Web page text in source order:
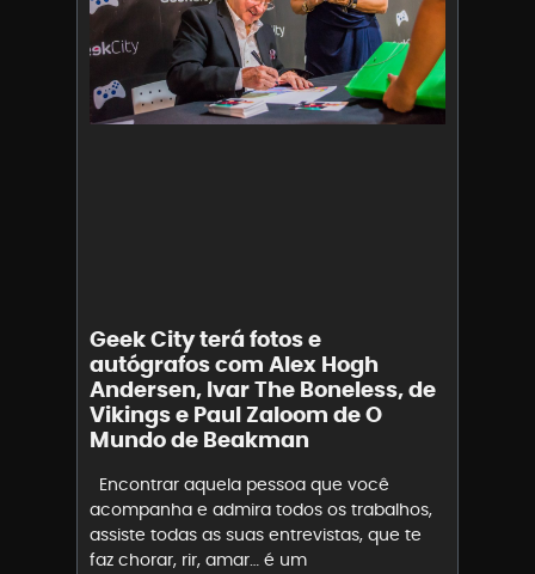
Geek City terá fotos e
autógrafos com Alex Hogh
Andersen, Ivar The Boneless, de
Vikings e Paul Zaloom de O
Mundo de Beakman
Encontrar aquela pessoa que você
acompanha e admira todos os trabalhos,
assiste todas as suas entrevistas, que te
faz chorar, rir, amar… é um